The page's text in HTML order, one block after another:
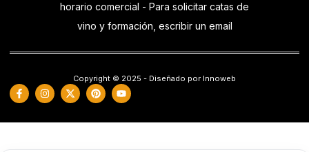
horario comercial - Para solicitar catas de
vino y formación, escribir un email
Copyright © 2025 - Diseñado por Innoweb